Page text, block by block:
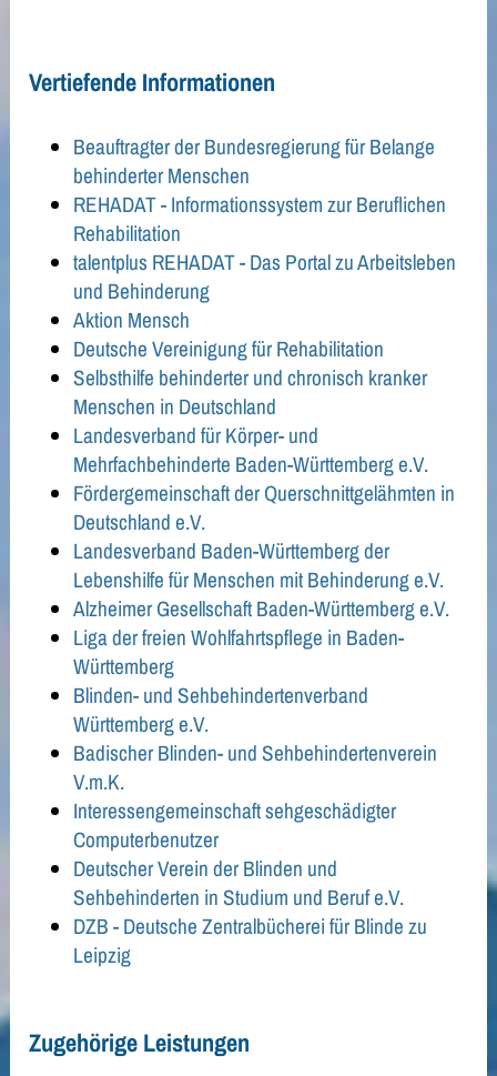
Vertiefende Informationen
Beauftragter der Bundesregierung für Belange
behinderter Menschen
REHADAT - Informationssystem zur Beruflichen
Rehabilitation
talentplus REHADAT - Das Portal zu Arbeitsleben
und Behinderung
Aktion Mensch
Deutsche Vereinigung für Rehabilitation
Selbsthilfe behinderter und chronisch kranker
Menschen in Deutschland
Landesverband für Körper- und
Mehrfachbehinderte Baden-Württemberg e.V.
Fördergemeinschaft der Querschnittgelähmten in
Deutschland e.V.
Landesverband Baden-Württemberg der
Lebenshilfe für Menschen mit Behinderung e.V.
Alzheimer Gesellschaft Baden-Württemberg e.V.
Liga der freien Wohlfahrtspflege in Baden-
Württemberg
Blinden- und Sehbehindertenverband
Württemberg e.V.
Badischer Blinden- und Sehbehindertenverein
V.m.K.
Interessengemeinschaft sehgeschädigter
Computerbenutzer
Deutscher Verein der Blinden und
Sehbehinderten in Studium und Beruf e.V.
DZB - Deutsche Zentralbücherei für Blinde zu
Leipzig
Zugehörige Leistungen